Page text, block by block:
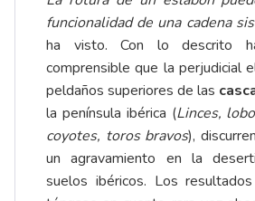
funcionalidad de una cadena
ha visto. Con lo descrito
comprensible que la perjudicial
peldaños superiores de las
la península ibérica (Linces,
coyotes, toros bravos),
un agravamiento en la
suelos ibéricos. Los